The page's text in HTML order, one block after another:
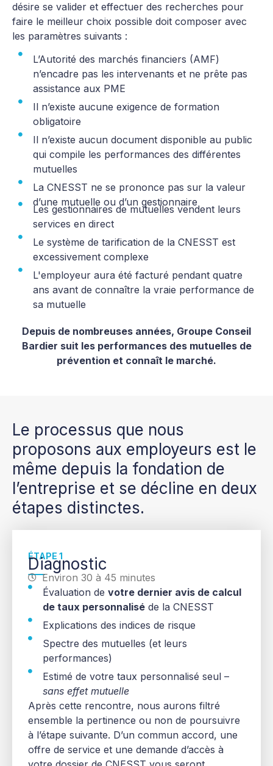
désire se valider et effectuer des recherches pour
faire le meilleur choix possible doit composer avec
les paramètres suivants :
L’Autorité des marchés financiers (AMF)
n’encadre pas les intervenants et ne prête pas
assistance aux PME
Il n’existe aucune exigence de formation
obligatoire
Il n’existe aucun document disponible au public
qui compile les performances des différentes
mutuelles
La CNESST ne se prononce pas sur la valeur
d’une mutuelle ou d’un gestionnaire
Les gestionnaires de mutuelles vendent leurs
services en direct
Le système de tarification de la CNESST est
excessivement complexe
L'employeur aura été facturé pendant quatre
ans avant de connaître la vraie performance de
sa mutuelle
Depuis de nombreuses années, Groupe Conseil
Bardier suit les performances des mutuelles de
prévention et connaît le marché.
Le processus que nous
proposons aux employeurs est le
même depuis la fondation de
l’entreprise et se décline en deux
étapes distinctes.
ÉTAPE 1
Diagnostic
Environ 30 à 45 minutes
Évaluation de votre dernier avis de calcul
de taux personnaliséde la CNESST
Explications des indices de risque
Spectre des mutuelles (et leurs
performances)
Estimé de votre taux personnalisé seul –
sans effet mutuelle
Après cette rencontre, nous aurons filtré
ensemble la pertinence ou non de poursuivre
à l’étape suivante. D’un commun accord, une
offre de service et une demande d’accès à